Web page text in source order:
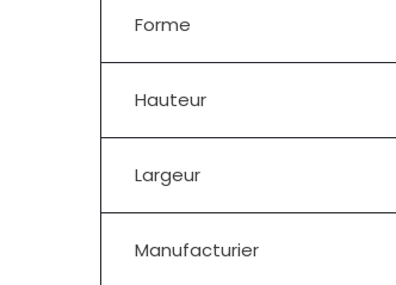
Forme
Hauteur
Largeur
Manufacturier